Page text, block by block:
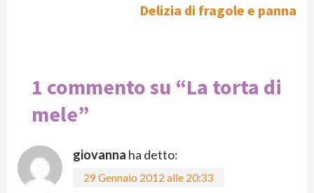
Delizia di fragole e panna
1 commento su “La torta di
mele”
giovanna ha detto:
29 Gennaio 2012 alle 20:33